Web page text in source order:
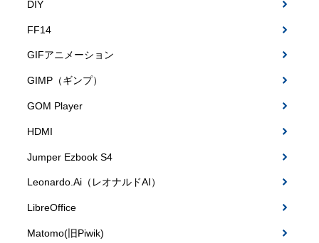
DIY
FF14
GIFアニメーション
GIMP（ギンプ）
GOM Player
HDMI
Jumper Ezbook S4
Leonardo.Ai（レオナルドAI）
LibreOffice
Matomo(旧Piwik)